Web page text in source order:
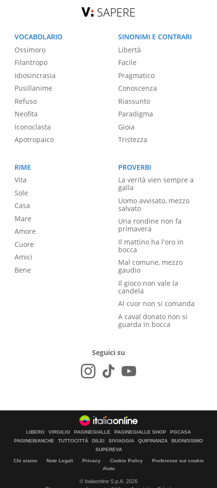
SAPERE
VOCABOLARIO
Ossimoro
Filantropo
Idiosincrasia
Pusillanime
Refuso
Neofita
Iconoclasta
Apotropaico
SINONIMI E CONTRARI
Libertà
Facile
Pragmatico
Conoscenza
Riassunto
Paradigma
Gioia
Tristezza
RIME
Vita
Sole
Casa
Mare
Amore
Cuore
Amici
Bene
PROVERBI
La verità vien sempre a
galla
Uomo avvisato, mezzo
salvato
Una rondine non fa
primavera
Il mattino ha l'oro in
bocca
Mal comune, mezzo
gaudio
Il gioco non vale la
candela
Al cuor non si comanda
A caval donato non si
guarda in bocca
Seguici su
LIBERO VIRGILIO PAGINEGIALLE PAGINEGIALLE SHOP
PGCASA
PAGINEBIANCHE
TUTTOCITTÀ DILEI SIVIAGGIA QUIFINANZA
BUONISSIMO
SUPEREVA
Chi siamo Note Legali Privacy Cookie Policy
Preferenze sui cookie
Aiuto
© Italiaonline S.p.A. 2026